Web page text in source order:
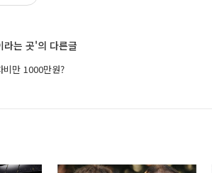
라는 곳'의 다른글
만 1000만원?